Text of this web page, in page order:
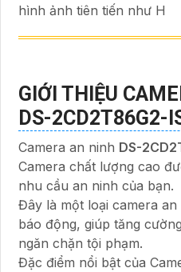
hình ảnh tiên tiến như H
GIỚI THIỆU
DS-2CD2T86G2-
Camera an ninh DS-
Camera chất lượng cao
nhu cầu an ninh của bạn.
Đây là một loại camera
báo động, giúp tăng
ngăn chặn tội phạm.
Đặc điểm nổi bật của